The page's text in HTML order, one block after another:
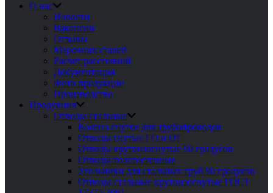
О нас
Новости
Вакансии
Отзывы
Марочник сталей
Расчет расстояний
Документация
Фото продукции
Производство
Продукция
Отводы стальные
Колено гнутое для трубопроводов
Отводы гнутые ГО и ОГ
Отводы крутоизогнутые 90 градусов
Отводы толстостенные
Угольники для стальных труб 90 градусов
Отводы стальные крутоизогнутые ГОСТ